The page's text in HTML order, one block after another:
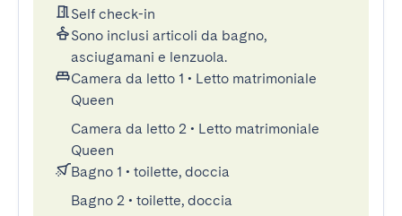
Self check-in
Sono inclusi articoli da bagno,
asciugamani e lenzuola.
Camera da letto 1 • Letto matrimoniale
Queen
Camera da letto 2 • Letto matrimoniale
Queen
Bagno 1 • toilette, doccia
Bagno 2 • toilette, doccia